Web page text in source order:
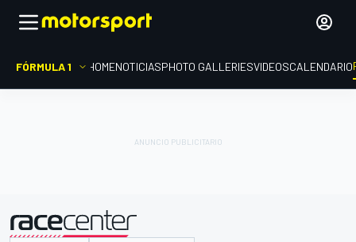
FÓRMULA 1 HOMENOTICIASPHOTO GALLERIESVIDEOSCALENDARIO